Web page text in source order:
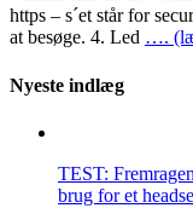
https – s´et står for
at besøge. 4. Led ….
Nyeste indlæg
TEST:
brug for et